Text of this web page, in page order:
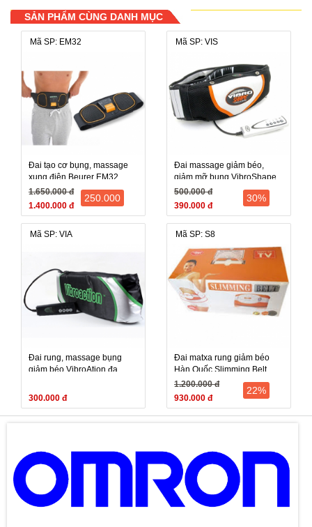
SẢN PHẨM CÙNG DANH MỤC
Mã SP: EM32
Đai tạo cơ bụng, massage
xung điện Beurer EM32
(EM-32, EM 32) - Đức
1.650.000 đ
1.400.000 đ
250.000
Mã SP: VIS
Đai massage giảm béo,
giảm mỡ bụng VibroShape
đa năng
500.000 đ
390.000 đ
30%
Mã SP: VIA
Đai rung, massage bụng
giảm béo VibroAtion đa
300.000 đ
Mã SP: S8
Đai matxa rung giảm béo
Hàn Quốc Slimming Belt
Galaxy S8
1.200.000 đ
930.000 đ
22%